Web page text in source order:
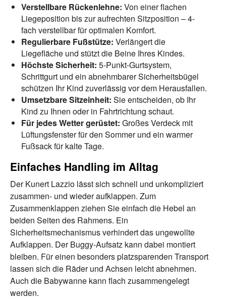
Verstellbare Rückenlehne: Von einer flachen
Liegeposition bis zur aufrechten Sitzposition – 4-
fach verstellbar für optimalen Komfort.
Regulierbare Fußstütze: Verlängert die
Liegefläche und stützt die Beine Ihres Kindes.
Höchste Sicherheit: 5-Punkt-Gurtsystem,
Schrittgurt und ein abnehmbarer Sicherheitsbügel
schützen Ihr Kind zuverlässig vor dem Herausfallen.
Umsetzbare Sitzeinheit: Sie entscheiden, ob Ihr
Kind zu Ihnen oder in Fahrtrichtung schaut.
Für jedes Wetter gerüstet: Großes Verdeck mit
Lüftungsfenster für den Sommer und ein warmer
Fußsack für kalte Tage.
Einfaches Handling im Alltag
Der Kunert Lazzio lässt sich schnell und unkompliziert
zusammen- und wieder aufklappen. Zum
Zusammenklappen ziehen Sie einfach die Hebel an
beiden Seiten des Rahmens. Ein
Sicherheitsmechanismus verhindert das ungewollte
Aufklappen. Der Buggy-Aufsatz kann dabei montiert
bleiben. Für einen besonders platzsparenden Transport
lassen sich die Räder und Achsen leicht abnehmen.
Auch die Babywanne kann flach zusammengelegt
werden.